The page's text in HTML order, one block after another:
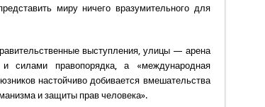
миру ничего вразумительного для
выступления, улицы — арена
силами правопорядка, а «международная
настойчиво добивается вмешательства
и защиты прав человека».